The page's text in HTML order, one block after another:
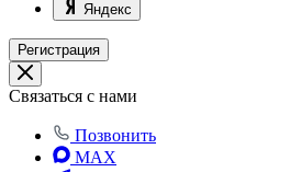
Яндекс
Регистрация
Связаться с нами
Позвонить
MAX